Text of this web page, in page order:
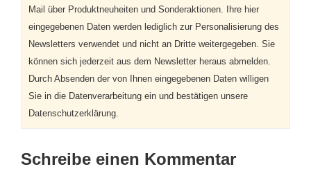
Mail über Produktneuheiten und Sonderaktionen. Ihre hier
eingegebenen Daten werden lediglich zur Personalisierung des
Newsletters verwendet und nicht an Dritte weitergegeben. Sie
können sich jederzeit aus dem Newsletter heraus abmelden.
Durch Absenden der von Ihnen eingegebenen Daten willigen
Sie in die Datenverarbeitung ein und bestätigen unsere
Datenschutzerklärung.
Schreibe einen Kommentar